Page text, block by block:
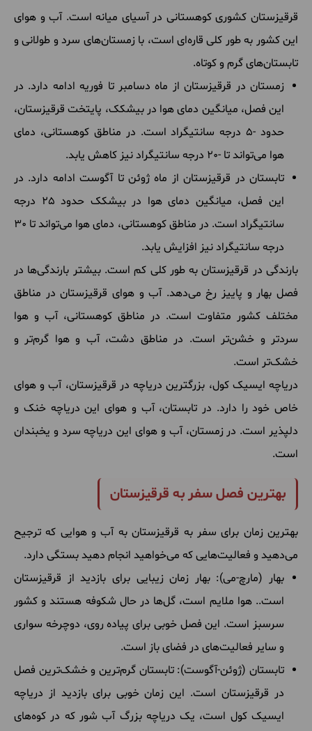
قرقیزستان کشوری کوهستانی در آسیای میانه است. آب و هوای
این کشور به طور کلی قاره‌ای است، با زمستان‌های سرد و طولانی و
تابستان‌های گرم و کوتاه.
زمستان در قرقیزستان از ماه دسامبر تا فوریه ادامه دارد. در
این فصل، میانگین دمای هوا در بیشکک، پایتخت قرقیزستان،
حدود -5 درجه سانتیگراد است. در مناطق کوهستانی، دمای
هوا می‌تواند تا -20 درجه سانتیگراد نیز کاهش یابد.
تابستان در قرقیزستان از ماه ژوئن تا آگوست ادامه دارد. در
این فصل، میانگین دمای هوا در بیشکک حدود 25 درجه
سانتیگراد است. در مناطق کوهستانی، دمای هوا می‌تواند تا 30
درجه سانتیگراد نیز افزایش یابد.
بارندگی در قرقیزستان به طور کلی کم است. بیشتر بارندگی‌ها در
فصل بهار و پاییز رخ می‌دهد. آب و هوای قرقیزستان در مناطق
مختلف کشور متفاوت است. در مناطق کوهستانی، آب و هوا
سردتر و خشن‌تر است. در مناطق دشت، آب و هوا گرم‌تر و
خشک‌تر است.
دریاچه ایسیک کول، بزرگترین دریاچه در قرقیزستان، آب و هوای
خاص خود را دارد. در تابستان، آب و هوای این دریاچه خنک و
دلپذیر است. در زمستان، آب و هوای این دریاچه سرد و یخبندان
است.
بهترین فصل سفر به قرقیزستان
بهترین زمان برای سفر به قرقیزستان به آب و هوایی که ترجیح
می‌دهید و فعالیت‌هایی که می‌خواهید انجام دهید بستگی دارد.
بهار (مارچ-می): بهار زمان زیبایی برای بازدید از قرقیزستان
است.. هوا ملایم است، گل‌ها در حال شکوفه هستند و کشور
سرسبز است. این فصل خوبی برای پیاده روی، دوچرخه سواری
و سایر فعالیت‌های در فضای باز است.
تابستان (ژوئن-آگوست): تابستان گرم‌ترین و خشک‌ترین فصل
در قرقیزستان است. این زمان خوبی برای بازدید از دریاچه
ایسیک کول است، یک دریاچه بزرگ آب شور که در کوه‌های